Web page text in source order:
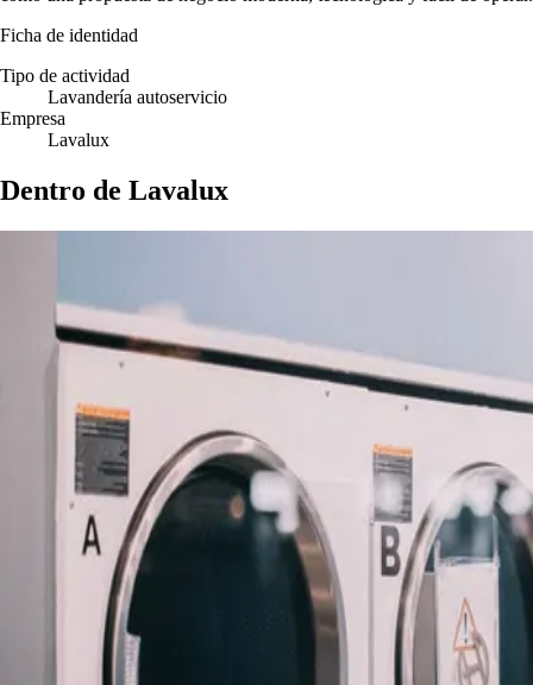
Ficha de identidad
Tipo de actividad
Lavandería autoservicio
Empresa
Lavalux
Dentro de Lavalux